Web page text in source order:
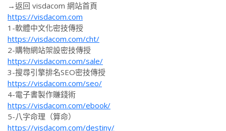
→返回 visdacom 網站首頁
https://visdacom.com
1-軟體中文化密技傳授
https://visdacom.com/cht/
2-購物網站架設密技傳授
https://visdacom.com/sale/
3-搜尋引擎排名SEO密技傳授
https://visdacom.com/seo/
4-電子書製作賺錢術
https://visdacom.com/ebook/
5-八字命理（算命）
https://visdacom.com/destiny/